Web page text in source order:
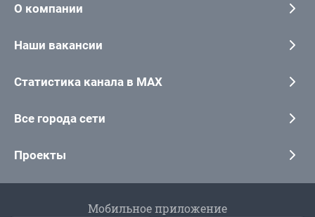
О компании
Наши вакансии
Статистика канала в MAX
Все города сети
Проекты
Мобильное приложение